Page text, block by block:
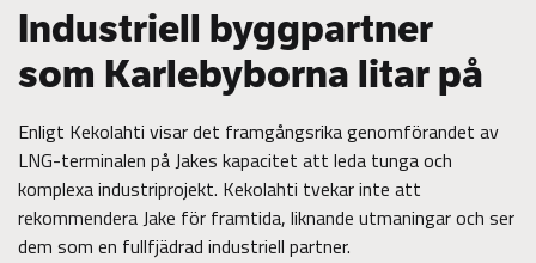
Industriell byggpartner
som Karlebyborna litar på
Enligt Kekolahti visar det framgångsrika genomförandet av
LNG-terminalen på Jakes kapacitet att leda tunga och
komplexa industriprojekt. Kekolahti tvekar inte att
rekommendera Jake för framtida, liknande utmaningar och ser
dem som en fullfjädrad industriell partner.